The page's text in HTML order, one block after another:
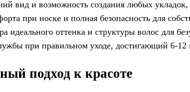
вид и возможность создания любых
при носке и полная безопасность для
идеального оттенка и структуры волос для
при правильном уходе, достигающий 6-12
подход к красоте